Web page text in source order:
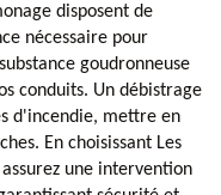
disposent de
nécessaire pour
goudronneuse
conduits. Un débistrage
d'incendie, mettre en
En choisissant Les
une intervention